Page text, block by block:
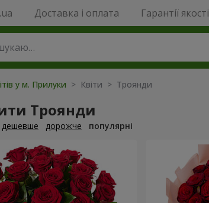
Доставка і оплата Гарантії якості
у м. Прилуки > Квіти > Троянди
Троянди
дешевше дорожче популярні